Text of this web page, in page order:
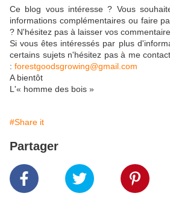
Ce blog vous intéresse ? Vous
informations complémentaires ou faire
? N'hésitez pas à laisser vos
Si vous êtes intéressés par plus
certains sujets n'hésitez pas à me
: forestgoodsgrowing@gmail.com
A bientôt
L'« homme des bois »
#Share it
Partager